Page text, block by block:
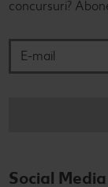
concursuri?
Social Media